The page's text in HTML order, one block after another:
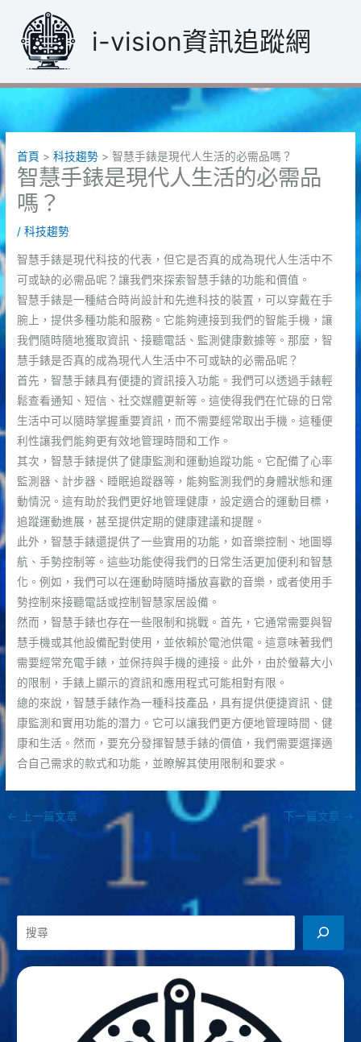
內
i-vision資訊追蹤網
首頁 科技趨勢 智慧手錶是現代人生活的必需品嗎？
智慧手錶是現代人生活的必需品
嗎？
/科技趨勢
智慧手錶是現代科技的代表，但它是否真的成為現代人生活中不
可或缺的必需品呢？讓我們來探索智慧手錶的功能和價值。
智慧手錶是一種結合時尚設計和先進科技的裝置，可以穿戴在手
腕上，提供多種功能和服務。它能夠連接到我們的智能手機，讓
我們隨時隨地獲取資訊、接聽電話、監測健康數據等。那麼，智
慧手錶是否真的成為現代人生活中不可或缺的必需品呢？
首先，智慧手錶具有便捷的資訊接入功能。我們可以透過手錶輕
鬆查看通知、短信、社交媒體更新等。這使得我們在忙碌的日常
生活中可以隨時掌握重要資訊，而不需要經常取出手機。這種便
利性讓我們能夠更有效地管理時間和工作。
其次，智慧手錶提供了健康監測和運動追蹤功能。它配備了心率
監測器、計步器、睡眠追蹤器等，能夠監測我們的身體狀態和運
動情況。這有助於我們更好地管理健康，設定適合的運動目標，
追蹤運動進展，甚至提供定期的健康建議和提醒。
此外，智慧手錶還提供了一些實用的功能，如音樂控制、地圖導
航、手勢控制等。這些功能使得我們的日常生活更加便利和智慧
化。例如，我們可以在運動時隨時播放喜歡的音樂，或者使用手
勢控制來接聽電話或控制智慧家居設備。
然而，智慧手錶也存在一些限制和挑戰。首先，它通常需要與智
慧手機或其他設備配對使用，並依賴於電池供電。這意味著我們
需要經常充電手錶，並保持與手機的連接。此外，由於螢幕大小
的限制，手錶上顯示的資訊和應用程式可能相對有限。
總的來說，智慧手錶作為一種科技產品，具有提供便捷資訊、健
康監測和實用功能的潛力。它可以讓我們更方便地管理時間、健
康和生活。然而，要充分發揮智慧手錶的價值，我們需要選擇適
合自己需求的款式和功能，並瞭解其使用限制和要求。
← 上一篇文章 下一篇文章 →
搜
尋